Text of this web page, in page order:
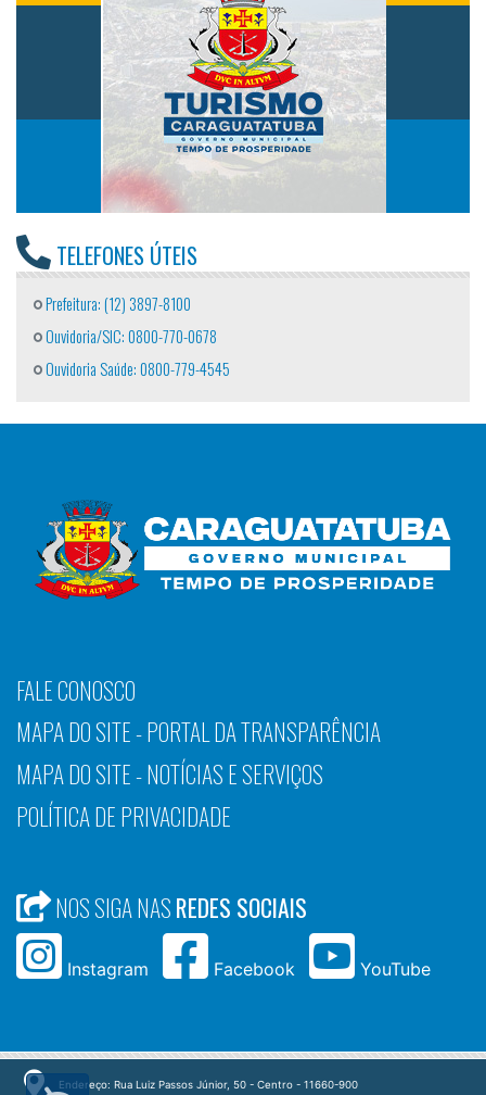
TELEFONES ÚTEIS
Prefeitura: (12) 3897-8100
Ouvidoria/SIC: 0800-770-0678
Ouvidoria Saúde: 0800-779-4545
FALE CONOSCO
MAPA DO SITE - PORTAL DA TRANSPARÊNCIA
MAPA DO SITE - NOTÍCIAS E SERVIÇOS
POLÍTICA DE PRIVACIDADE
NOS SIGA NASREDES SOCIAIS
Instagram Facebook YouTube
Endereço: Rua Luiz Passos Júnior, 50 - Centro - 11660-900